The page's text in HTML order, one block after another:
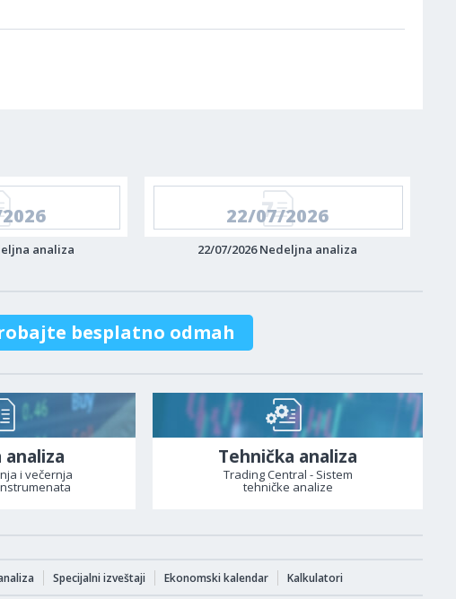
analiza
22/07/2026
22/07/2026 Nedeljna analiza
besplatno odmah
analiza
i večernja
Tehnička analiza
Trading Central - Sistem
tehničke analize
Specijalni izveštaji Ekonomski kalendar Kalkulatori